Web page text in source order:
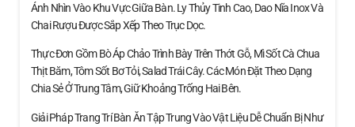
Ánh Nhìn Vào Khu Vực Giữa Bàn. Ly Thủy Tinh Cao, Dao Nĩa Inox Và
Chai Rượu Được Sắp Xếp Theo Trục Dọc.
Thực Đơn Gồm Bò Áp Chảo Trình Bày Trên Thớt Gỗ, Mì Sốt Cà Chua
Thịt Băm, Tôm Sốt Bơ Tỏi, Salad Trái Cây. Các Món Đặt Theo Dạng
Chia Sẻ Ở Trung Tâm, Giữ Khoảng Trống Hai Bên.
Giải Pháp Trang Trí Bàn Ăn Tập Trung Vào Vật Liệu Dễ Chuẩn Bị Như